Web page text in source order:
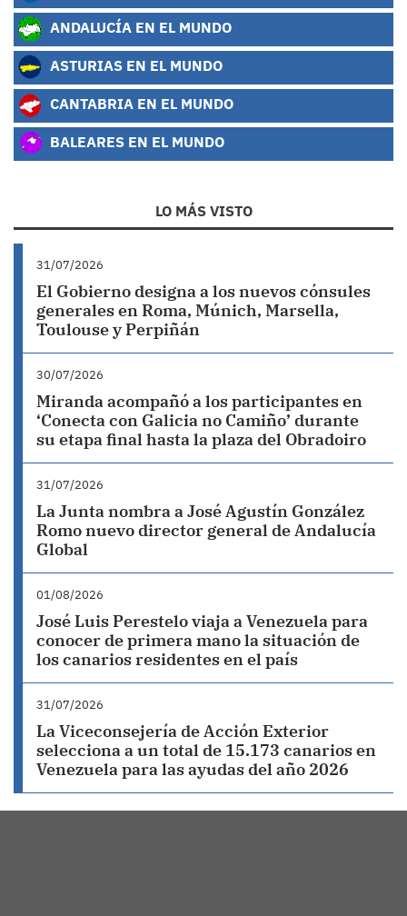
ANDALUCÍA EN EL MUNDO
ASTURIAS EN EL MUNDO
CANTABRIA EN EL MUNDO
BALEARES EN EL MUNDO
LO MÁS VISTO
31/07/2026
El Gobierno designa a los nuevos cónsules
generales en Roma, Múnich, Marsella,
Toulouse y Perpiñán
30/07/2026
Miranda acompañó a los participantes en
‘Conecta con Galicia no Camiño’ durante
su etapa final hasta la plaza del Obradoiro
31/07/2026
La Junta nombra a José Agustín González
Romo nuevo director general de Andalucía
Global
01/08/2026
José Luis Perestelo viaja a Venezuela para
conocer de primera mano la situación de
los canarios residentes en el país
31/07/2026
La Viceconsejería de Acción Exterior
selecciona a un total de 15.173 canarios en
Venezuela para las ayudas del año 2026